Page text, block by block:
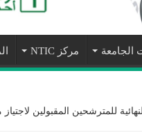
الجامعة مركز NTIC
للمترشحين المقبولين